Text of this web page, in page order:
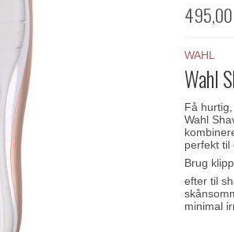
WAHL
Wahl
Få
Wahl
perfekt til
Brug
efter til
minimal